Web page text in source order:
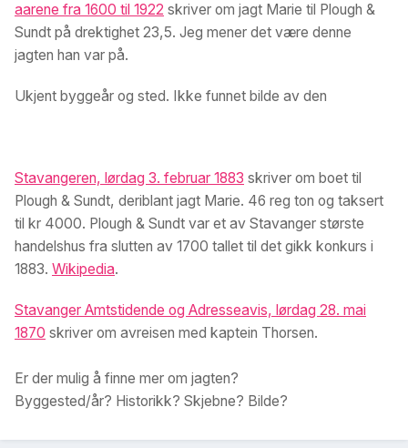
aarene fra 1600 til 1922 skriver om jagt Marie til Plough &
Sundt på drektighet 23,5. Jeg mener det være denne
jagten han var på.
Ukjent byggeår og sted. Ikke funnet bilde av den
Stavangeren, lørdag 3. februar 1883 skriver om boet til
Plough & Sundt, deriblant jagt Marie. 46 reg ton og taksert
til kr 4000. Plough & Sundt var et av Stavanger største
handelshus fra slutten av 1700 tallet til det gikk konkurs i
1883. Wikipedia.
Stavanger Amtstidende og Adresseavis, lørdag 28. mai
1870 skriver om avreisen med kaptein Thorsen.
Er der mulig å finne mer om jagten?
Byggested/år? Historikk? Skjebne? Bilde?